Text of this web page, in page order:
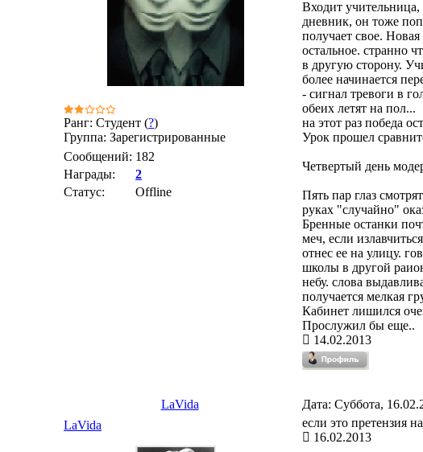
Ранг: Студент (?)
Группа: Зарегистрированные
Сообщений: 182
Награды:
2
Статус:
Offline
Входит учительница,
дневник, он тоже
получает свое.
остальное. странно
в другую сторону.
более начинается
- сигнал тревоги в
обеих летят на пол...
на этот раз победа
Урок прошел
Четвертый день
Пять пар глаз
руках "случайно"
Бренные останки
меч, если
отнес ее на улицу.
школы в другой
небу. слова
получается мелкая
Кабинет лишился
Прослужил бы еще..
14.02.2013
LaVida Дата: Суббота,
LaVida
если это претензия
16.02.2013